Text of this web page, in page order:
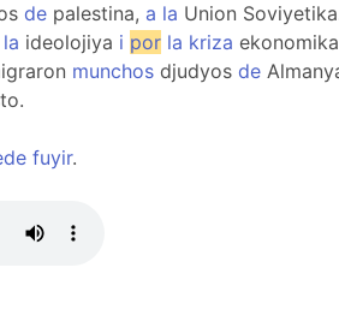
de palestina, a la Union
la ideolojiya i por la kriza ekonomika
munchos djudyos de
fuyir.